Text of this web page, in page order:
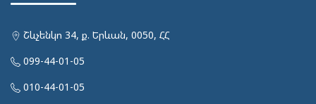
Շևչենկո 34, ք. Երևան, 0050, ՀՀ
099-44-01-05
010-44-01-05